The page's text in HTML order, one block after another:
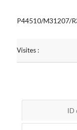
P44510/M31207/
Visites :
ID